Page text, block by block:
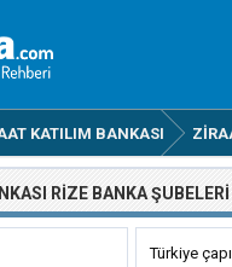
KATILIM BANKASI
RIZE BANKA ŞUBELERI
Türkiye